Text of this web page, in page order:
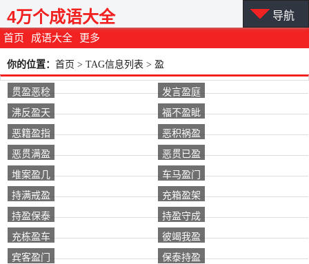
首页 成语大全 更多
4万个成语大全 导航
你的位置： 首页 > TAG信息列表 > 盈
贯盈恶稔
发言盈庭
沸反盈天
福不盈眦
恶籍盈指
恶积祸盈
恶贯满盈
恶贯已盈
堆案盈几
车马盈门
持满戒盈
充箱盈架
持盈保泰
持盈守成
充栋盈车
彼竭我盈
宾客盈门
保泰持盈